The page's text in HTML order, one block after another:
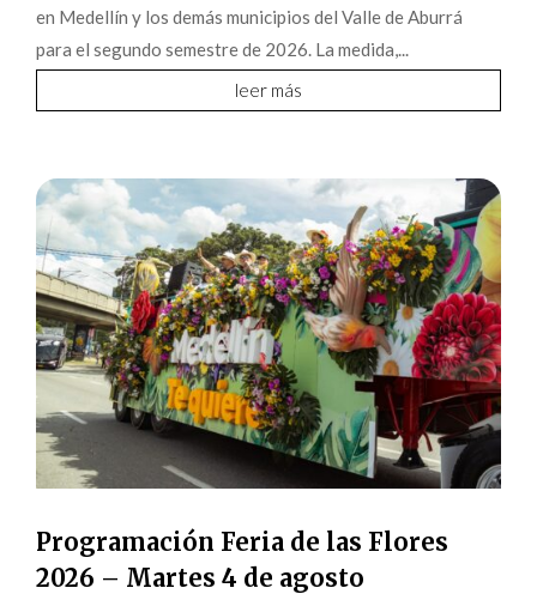
en Medellín y los demás municipios del Valle de Aburrá
para el segundo semestre de 2026. La medida,...
leer más
Programación Feria de las Flores
2026 – Martes 4 de agosto